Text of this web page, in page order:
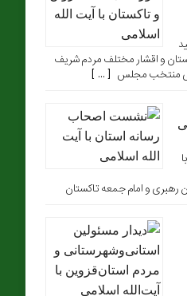
و اقشار مختلف مردم شریف
منتخب مجلس [ ... ]
رهبری و امام جمعه تاکستان